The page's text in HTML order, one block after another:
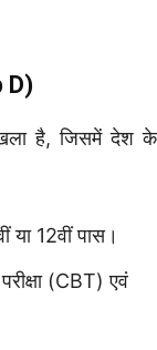
D)
है, जिसमें देश के
या 12वीं पास।
(CBT) एवं